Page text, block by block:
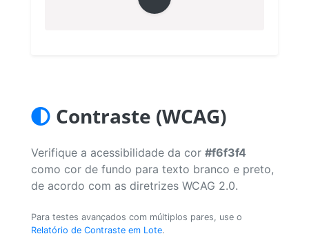
Contraste (WCAG)
Verifique a acessibilidade da cor #f6f3f4
como cor de fundo para texto branco e preto,
de acordo com as diretrizes WCAG 2.0.
Para testes avançados com múltiplos pares, use o
Relatório de Contraste em Lote.